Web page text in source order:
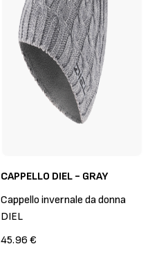
CAPPELLO DIEL - GRAY
Cappello invernale da donna
DIEL
45.96 €